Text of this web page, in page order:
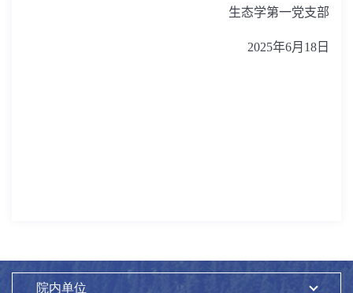
生态学第一党支部
2025年6月 18 日
院内单位